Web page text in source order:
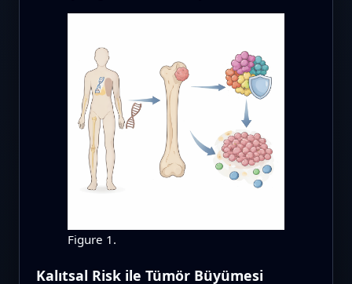
Figure 1.
Kalıtsal Risk ile Tümör Büyümesi